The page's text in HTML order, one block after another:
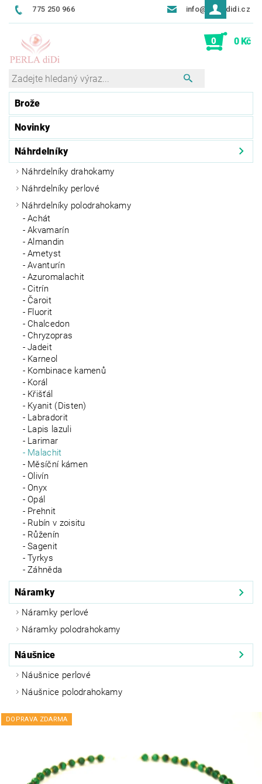
775 250 966 info@perladidi.cz
0 0 Kč
Brože
Náhrdelníky
Náhrdelníky drahokamy
Náhrdelníky perlové
Náhrdelníky polodrahokamy
Achát
Akvamarín
Almandin
Ametyst
Avanturín
Azuromalachit
Citrín
Čaroit
Fluorit
Chalcedon
Chryzopras
Jadeit
Karneol
Kombinace kamenů
Korál
Křišťál
Kyanit (Disten)
Labradorit
Lapis lazuli
Larimar
Malachit
Měsíční kámen
Olivín
Onyx
Opál
Prehnit
Rubín v zoisitu
Růženín
Sagenit
Tyrkys
Záhněda
Náramky
Náramky perlové
Náramky polodrahokamy
Náušnice
Náušnice perlové
Náušnice polodrahokamy
Novinky
DOPRAVA ZDARMA